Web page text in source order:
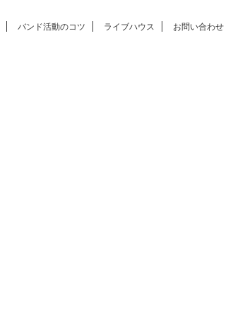
バンド活動のコツ ライブハウス お問い合わせ